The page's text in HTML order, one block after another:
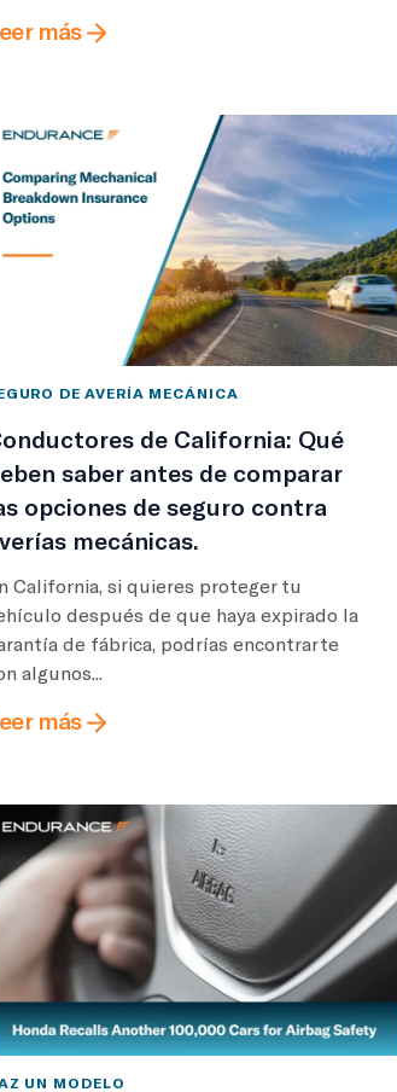
más
DE AVERÍA MECÁNICA
de California: Qué
saber antes de comparar
opciones de seguro contra
mecánicas.
California, si quieres proteger tu
después de que haya expirado la
de fábrica, podrías encontrarte
algunos...
más
UN MODELO